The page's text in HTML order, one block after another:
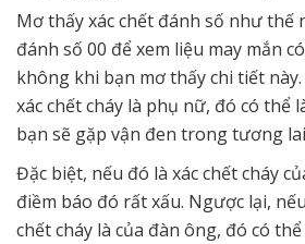
Mơ thấy xác chết đánh số như thế
đánh số 00 để xem liệu may mắn
không khi bạn mơ thấy chi tiết
xác chết cháy là phụ nữ, đó có thể
bạn sẽ gặp vận đen trong tương
Đặc biệt, nếu đó là xác chết cháy
điềm báo đó rất xấu. Ngược lại,
chết cháy là của đàn ông, đó có